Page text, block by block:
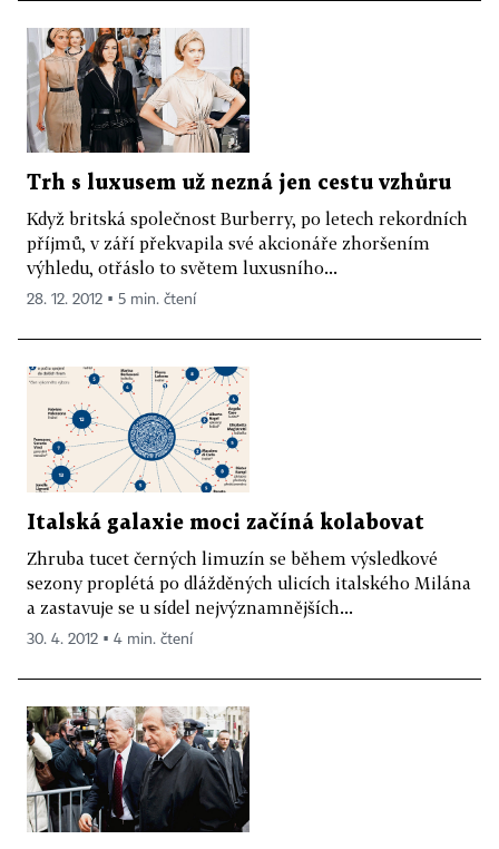
Trh s luxusem už nezná jen cestu vzhůru
Když britská společnost Burberry, po letech rekordních
příjmů, v září překvapila své akcionáře zhoršením
výhledu, otřáslo to světem luxusního...
28. 12. 2012 ▪ 5 min. čtení
Italská galaxie moci začíná kolabovat
Zhruba tucet černých limuzín se během výsledkové
sezony proplétá po dlážděných ulicích italského Milána
a zastavuje se u sídel nejvýznamnějších...
30. 4. 2012 ▪ 4 min. čtení